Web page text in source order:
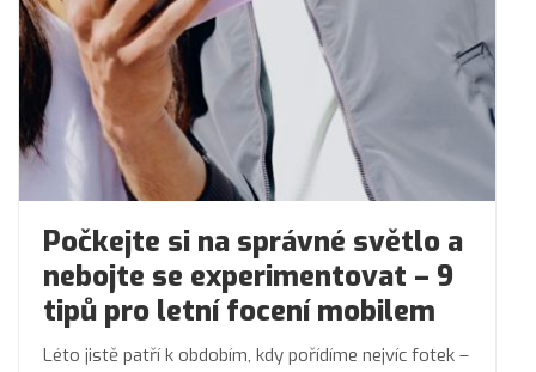
Počkejte si na správné světlo a
nebojte se experimentovat – 9
tipů pro letní focení mobilem
Léto jistě patří k obdobím, kdy pořídíme nejvíc fotek –